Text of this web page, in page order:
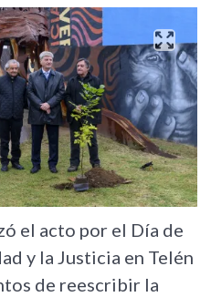
el acto por el Día de
y la Justicia en Telén
de reescribir la